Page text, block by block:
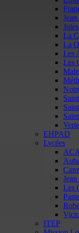
La
La
Les
Les
EHPAD
Lycées
Les
ITEP